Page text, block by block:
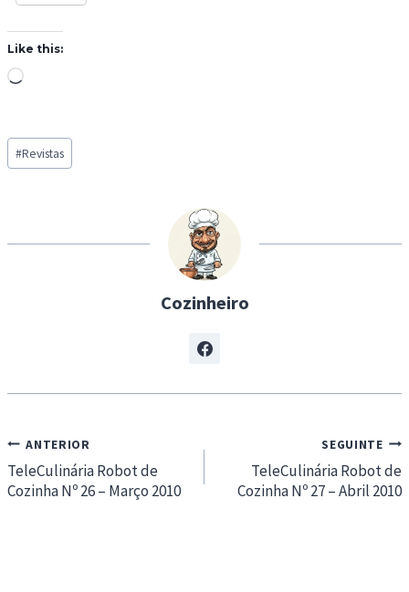
Like this:
L
d
i
…
Post
Tags:
#Revistas
Cozinheiro
Navegação
de
artigos
ANTERIOR
TeleCulinária Robot de
Cozinha Nº 26 – Março 2010
SEGUINTE
TeleCulinária Robot de
Cozinha Nº 27 – Abril 2010